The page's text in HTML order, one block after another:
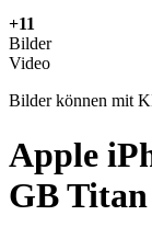
+11
Bilder
Video
Bilder können mit
Apple
GB